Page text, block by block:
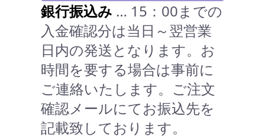
銀行振込み … 15：00までの
入金確認分は当日～翌営業
日内の発送となります。お
時間を要する場合は事前に
ご連絡いたします。ご注文
確認メールにてお振込先を
記載致しております。